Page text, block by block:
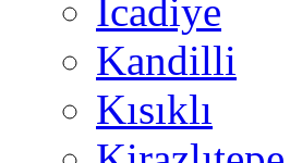
İcadiye
Kandilli
Kısıklı